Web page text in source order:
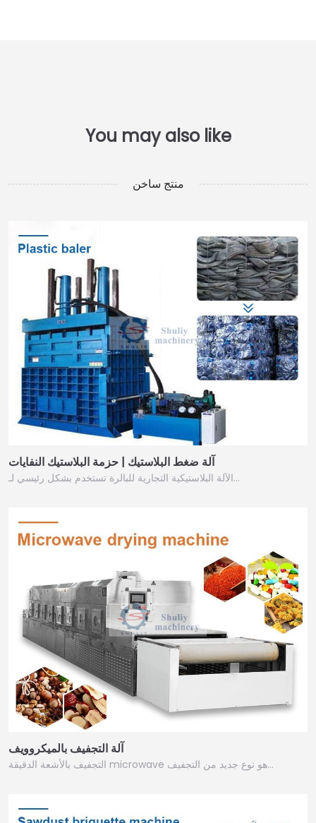
منتج ساخن
آلة ضغط البلاستيك | حزمة البلاستيك النفايات
الآلة البلاستيكية التجارية للبالرة تستخدم بشكل رئيسي لـ…
آلة التجفيف بالميكروويف
التجفيف بالأشعة الدقيقة microwave هو نوع جديد من التجفيف…